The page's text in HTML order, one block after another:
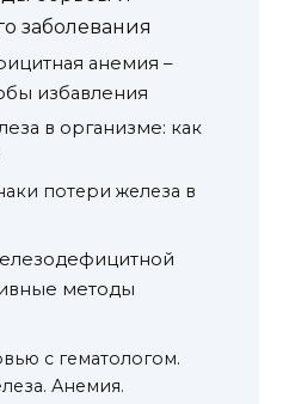
заболевания
анемия –
избавления
в организме: как
потери железа в
методы
с гематологом.
Анемия.